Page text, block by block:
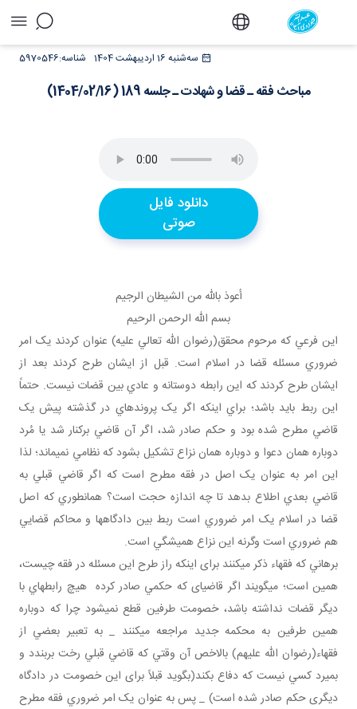
مباحث فقه ـ قضا و شهادت ـ جلسه 189 سه‌شنبه 16 اردیبهشت 1404 5970546شناسه:
مباحث فقه ـ قضا و شهادت ـ جلسه 189 (1404/02/16)
دانلود فایل
صوتی
أعوذ بالله من الشيطان الرجيم
بسم الله الرحمن الرحيم
اين فرعي که مرحوم محقق(رضوان الله تعالي عليه) عنوان کردند يک امر
ضروري مسئله قضا در اسلام است. قبل از ايشان طرح کردند بعد از
ايشان طرح کردند که اين رابطه دوستانه و عادي بين قضات نيست. حتماً
اين ربط بايد باشد؛ براي اينکه اگر يک پرونده اي در گذشته پيش يک
قاضي مطرح شده بود و حکم صادر شد، اگر آن قاضي برکنار شد يا مُرد
دوباره همان دعوا و دوباره همان نزاع تشکيل بشود که نظامي نمي ماند؛ لذا
اين امر به عنوان يک اصل در فقه مطرح است که اگر قاضي قبلي به
قاضي بعدي اطلاع بدهد تا چه اندازه حجت است؟ همان طوري که اصل
قضا در اسلام يک امر ضروري است ربط بين دادگاه ها و محاکم قضايي
هم ضروري است وگرنه اين نزاع هميشگي است.
برهاني که فقهاء ذکر مي کنند برای اينکه راز طرح اين مسئله در فقه چيست،
همين است؛ مي گويند اگر قاضی­ای که حکمي صادر کرده هيچ رابطه اي با
ديگر قضات نداشته باشد، خصومت طرفين قطع نمی­شود چرا که دوباره
همين طرفين به محکمه جديد مراجعه مي کنند _ به تعبير بعضي از
فقهاء(رضوان الله عليهم) بالاخص آن وقتي که قاضي قبلي رخت بربندد و
بميرد کسي نيست که دفاع بکند(بگويد قبلاً برای اين خصومت در دادگاه
ديگری حکم صادر شده است) _ پس به عنوان يک امر ضروري فقه مطرح